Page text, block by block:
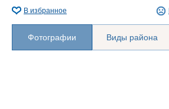
В избранное
Фотографии Виды района